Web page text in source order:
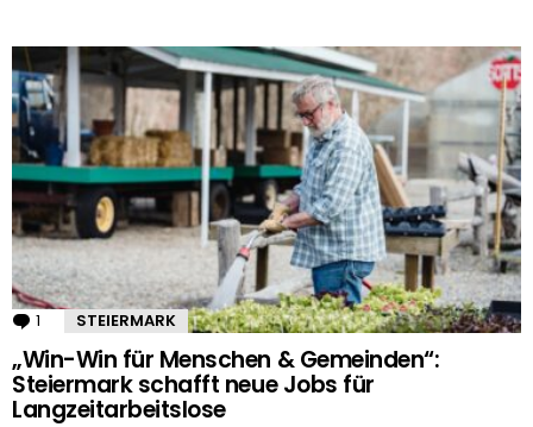
1 Kommentar
STEIERMARK
„Win-Win für Menschen & Gemeinden“:
Steiermark schafft neue Jobs für
Langzeitarbeitslose